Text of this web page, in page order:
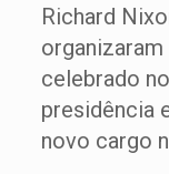
Richard
organizaram
celebrado
presidência
novo cargo